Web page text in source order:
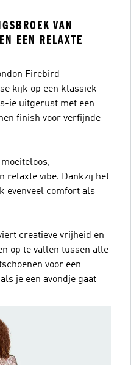
VAN
EEN RELAXTE
Firebird
kijk op een klassiek
ie uitgerust met een
finish voor verfijnde
relaxte vibe. Dankzij het
evenveel comfort als
creatieve vrijheid en
op te vallen tussen alle
voor een
je een avondje gaat